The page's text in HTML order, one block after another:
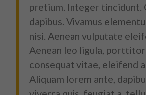
pretium. Integer tincidunt.
dapibus. Vivamus
nisi. Aenean vulputate
Aenean leo ligula, porttitor
consequat vitae, eleifend
Aliquam lorem ante,